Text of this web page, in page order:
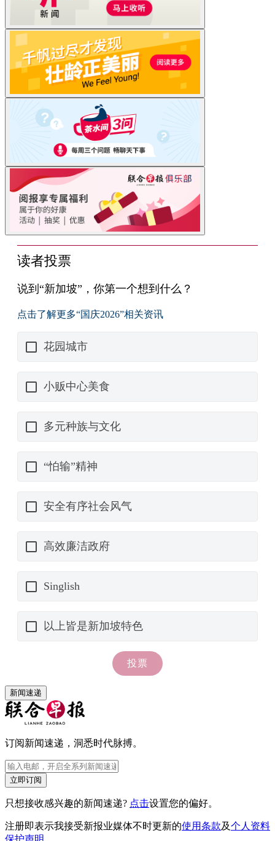
新闻速递
订阅新闻速递，洞悉时代脉搏。
立即订阅
只想接收感兴趣的新闻速递? 点击设置您的偏好。
注册即表示我接受新报业媒体不时更新的使用条款及个人资料